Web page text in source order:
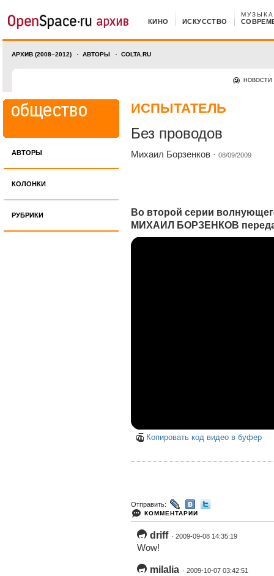
КИНО ИСКУССТВО
МУЗЫКА
АРХИВ (2008–2012) АВТОРЫ COLTA.RU
НОВОСТИ
АВТОРЫ
КОЛОНКИ
РУБРИКИ
ИСПЫТАТЕЛЬ
Без проводов
Михаил Борзенков · 08/09/2009
Во второй серии
МИХАИЛ БОРЗЕНКОВ
Копировать код видео в буфер
Отправить:
КОММЕНТАРИИ
driff · 2009-09-08 14:35:19
Wow!
milalia · 2009-10-07 03:42:51